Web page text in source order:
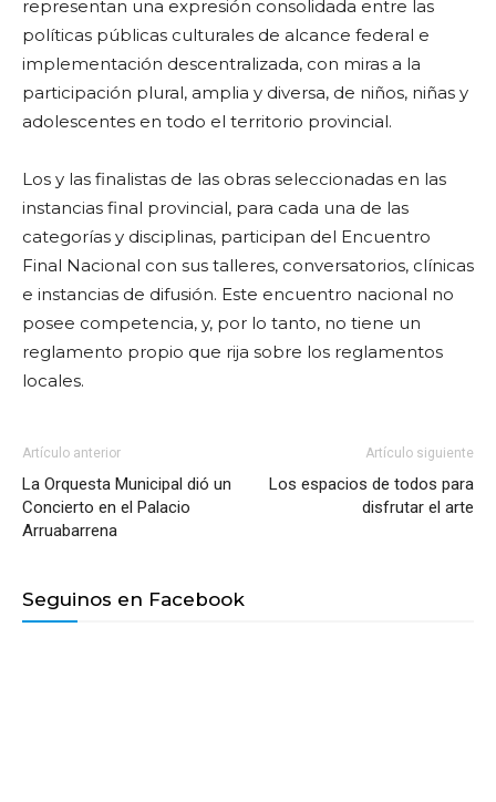
representan una expresión consolidada entre las
políticas públicas culturales de alcance federal e
implementación descentralizada, con miras a la
participación plural, amplia y diversa, de niños, niñas y
adolescentes en todo el territorio provincial.
Los y las finalistas de las obras seleccionadas en las
instancias final provincial, para cada una de las
categorías y disciplinas, participan del Encuentro
Final Nacional con sus talleres, conversatorios, clínicas
e instancias de difusión. Este encuentro nacional no
posee competencia, y, por lo tanto, no tiene un
reglamento propio que rija sobre los reglamentos
locales.
Artículo anterior
La Orquesta Municipal dió un
Concierto en el Palacio
Arruabarrena
Artículo siguiente
Los espacios de todos para
disfrutar el arte
Seguinos en Facebook